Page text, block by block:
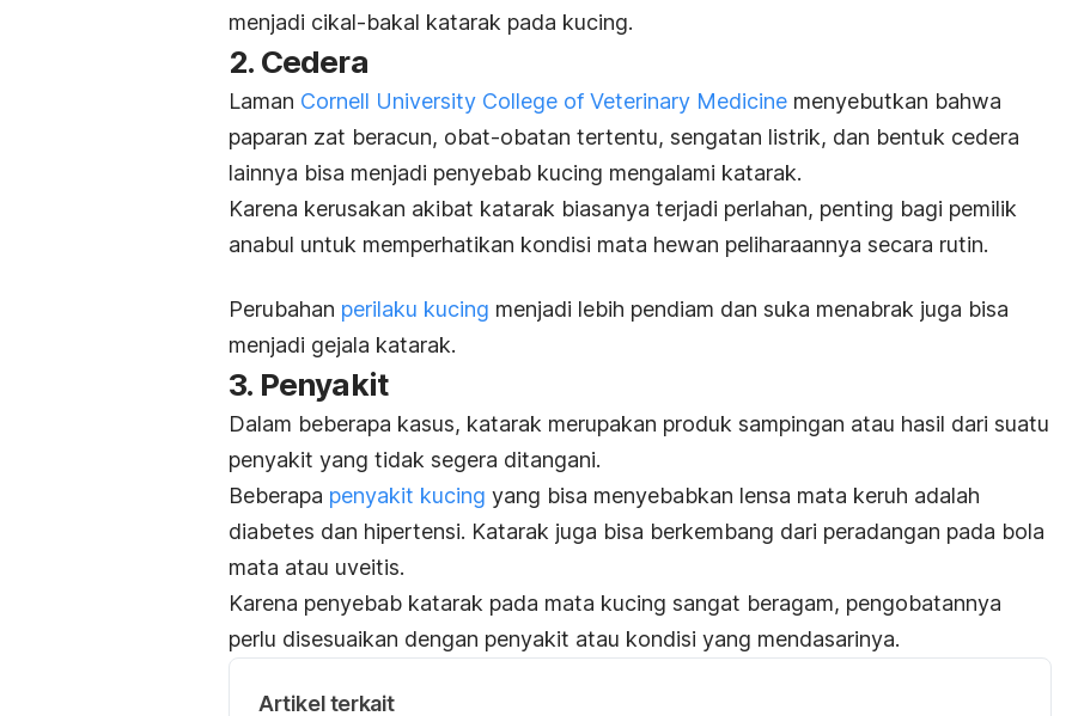
menjadi cikal-bakal katarak pada kucing.
2. Cedera
Laman Cornell University College of Veterinary Medicine menyebutkan bahwa
paparan zat beracun, obat-obatan tertentu, sengatan listrik, dan bentuk cedera
lainnya bisa menjadi penyebab kucing mengalami katarak.
Karena kerusakan akibat katarak biasanya terjadi perlahan, penting bagi pemilik
anabul untuk memperhatikan kondisi mata hewan peliharaannya secara rutin.
Perubahan perilaku kucing menjadi lebih pendiam dan suka menabrak juga bisa
menjadi gejala katarak.
3. Penyakit
Dalam beberapa kasus, katarak merupakan produk sampingan atau hasil dari suatu
penyakit yang tidak segera ditangani.
Beberapa penyakit kucing yang bisa menyebabkan lensa mata keruh adalah
diabetes dan hipertensi. Katarak juga bisa berkembang dari peradangan pada bola
mata atau uveitis.
Karena penyebab katarak pada mata kucing sangat beragam, pengobatannya
perlu disesuaikan dengan penyakit atau kondisi yang mendasarinya.
Artikel terkait